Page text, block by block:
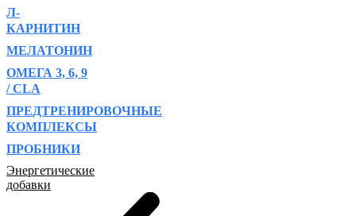
Л-
КАРНИТИН
МЕЛАТОНИН
ОМЕГА 3, 6, 9
/ CLA
ПРЕДТРЕНИРОВОЧНЫЕ
КОМПЛЕКСЫ
ПРОБНИКИ
Энергетические
добавки